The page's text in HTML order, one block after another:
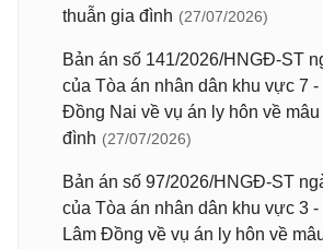
thuẫn gia đình (27/07/2026)
Bản án số 141/2026/HNGĐ-ST
của Tòa án nhân dân khu vực 7
Đồng Nai về vụ án ly hôn về mâu
đình (27/07/2026)
Bản án số 97/2026/HNGĐ-ST
của Tòa án nhân dân khu vực 3
Lâm Đồng về vụ án ly hôn về